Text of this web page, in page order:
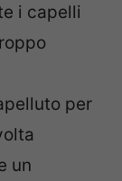
i capelli
per
un